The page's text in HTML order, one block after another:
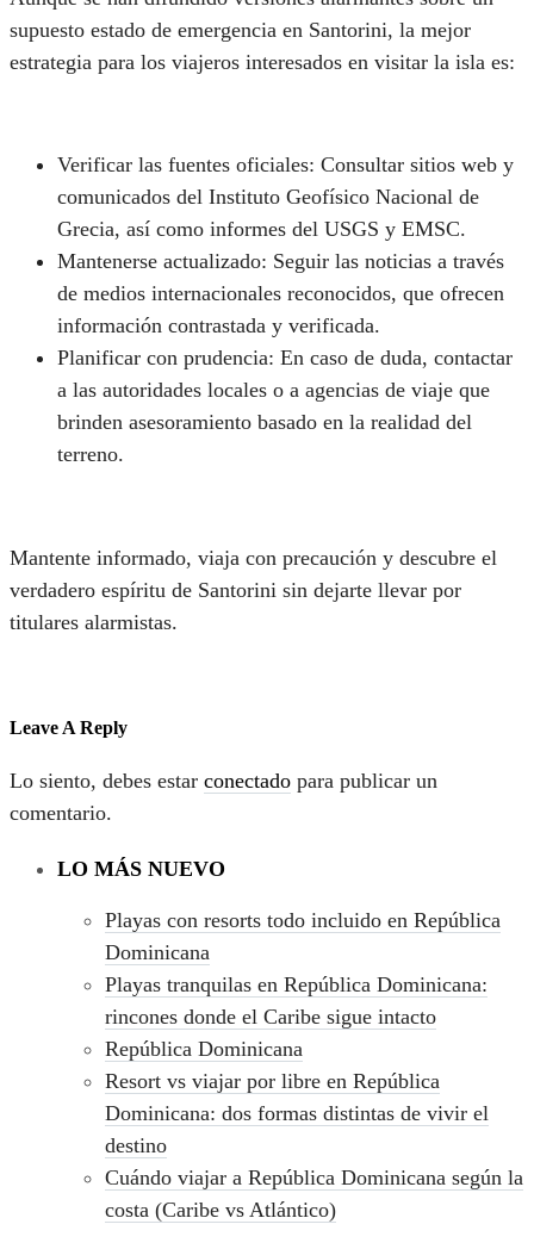
supuesto estado de emergencia en Santorini, la mejor
estrategia para los viajeros interesados en visitar la isla es:
Verificar las fuentes oficiales: Consultar sitios web y
comunicados del Instituto Geofísico Nacional de
Grecia, así como informes del USGS y EMSC.
Mantenerse actualizado: Seguir las noticias a través
de medios internacionales reconocidos, que ofrecen
información contrastada y verificada.
Planificar con prudencia: En caso de duda, contactar
a las autoridades locales o a agencias de viaje que
brinden asesoramiento basado en la realidad del
terreno.
Mantente informado, viaja con precaución y descubre el
verdadero espíritu de Santorini sin dejarte llevar por
titulares alarmistas.
Leave A Reply
Lo siento, debes estar conectado para publicar un
comentario.
LO MÁS NUEVO
Playas con resorts todo incluido en República
Dominicana
Playas tranquilas en República Dominicana:
rincones donde el Caribe sigue intacto
República Dominicana
Resort vs viajar por libre en República
Dominicana: dos formas distintas de vivir el
destino
Cuándo viajar a República Dominicana según la
costa (Caribe vs Atlántico)